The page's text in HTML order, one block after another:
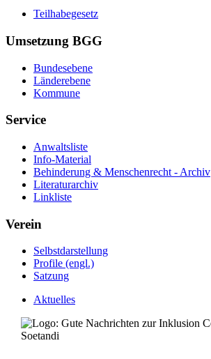
Teilhabegesetz
Umsetzung BGG
Bundesebene
Länderebene
Kommune
Service
Anwaltsliste
Info-Material
Behinderung & Menschenrecht - Archiv
Literaturarchiv
Linkliste
Verein
Selbstdarstellung
Profile (engl.)
Satzung
Aktuelles